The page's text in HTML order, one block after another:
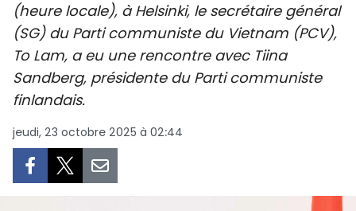
SOCIÉTÉ
CULTURE
ENVIRONNEMENT
(heure locale), à Helsinki, le secrétaire général
(SG) du Parti communiste du Vietnam (PCV),
To Lam, a eu une rencontre avec Tiina
Sandberg, présidente du Parti communiste
finlandais.
jeudi, 23 octobre 2025 à 02:44